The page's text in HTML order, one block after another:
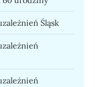
Śląsk